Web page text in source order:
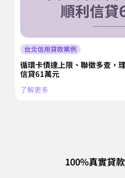
台北信用貸款案例
循環卡債達上限、聯徵多查，
信貸61萬元
了解更多
100%真實貸